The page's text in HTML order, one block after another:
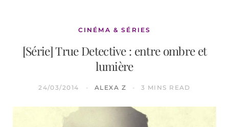
CINÉMA & SÉRIES
[Série] True Detective : entre ombre et
lumière
24/03/2014 ALEXA Z 3 MINS READ